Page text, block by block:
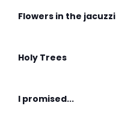
Flowers in the jacuzzi
Holy Trees
I promised...